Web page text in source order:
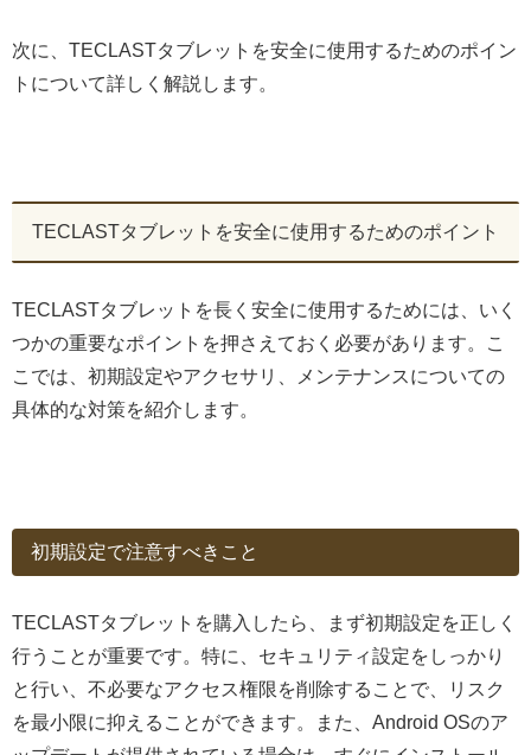
次に、TECLASTタブレットを安全に使用するためのポイン
トについて詳しく解説します。
TECLASTタブレットを安全に使用するためのポイント
TECLASTタブレットを長く安全に使用するためには、いく
つかの重要なポイントを押さえておく必要があります。こ
こでは、初期設定やアクセサリ、メンテナンスについての
具体的な対策を紹介します。
初期設定で注意すべきこと
TECLASTタブレットを購入したら、まず初期設定を正しく
行うことが重要です。特に、セキュリティ設定をしっかり
と行い、不必要なアクセス権限を削除することで、リスク
を最小限に抑えることができます。また、Android OSのア